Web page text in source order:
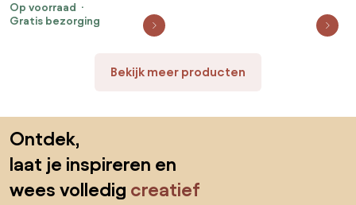
Elektrisch – Bij Swiss Sense
Op voorraad
Gratis bezorging
Bekijk meer producten
Ontdek,
laat je inspireren en
wees volledig creatief